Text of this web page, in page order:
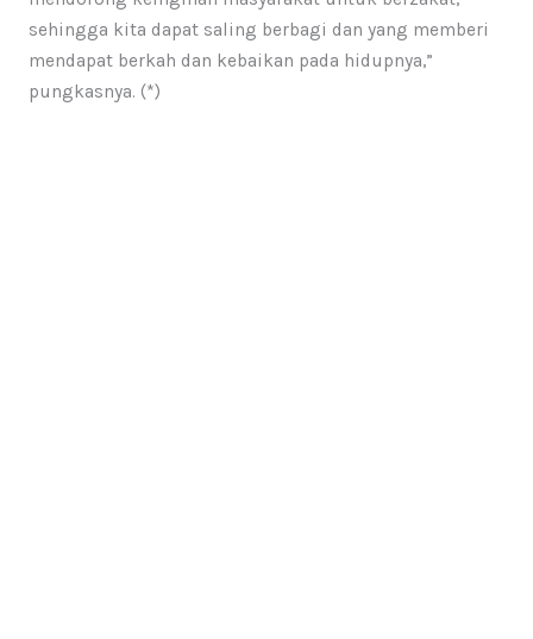
sehingga kita dapat saling berbagi dan yang memberi
mendapat berkah dan kebaikan pada hidupnya,”
pungkasnya. (*)